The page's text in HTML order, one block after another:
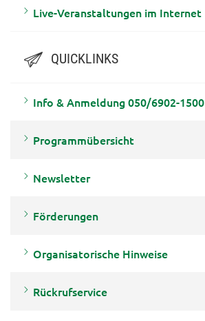
Live-Veranstaltungen im Internet
QUICKLINKS
Info & Anmeldung 050/6902-1500
Programmübersicht
Newsletter
Förderungen
Organisatorische Hinweise
Rückrufservice